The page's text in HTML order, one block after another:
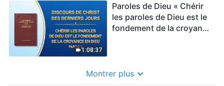
1:08:37
Paroles de Dieu « Chérir
les paroles de Dieu est le
fondement de la croyance
Montrer plus